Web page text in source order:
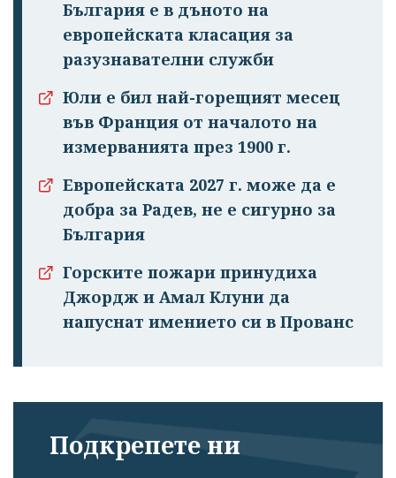
Успешно
излязохте от
профила си!
България е в дъното на
европейската класация за
разузнавателни служби
Юли е бил най-горещият месец
във Франция от началото на
измерванията през 1900 г.
Европейската 2027 г. може да е
добра за Радев, не е сигурно за
България
Горските пожари принудиха
Джордж и Амал Клуни да
напуснат имението си в Прованс
Подкрепете ни